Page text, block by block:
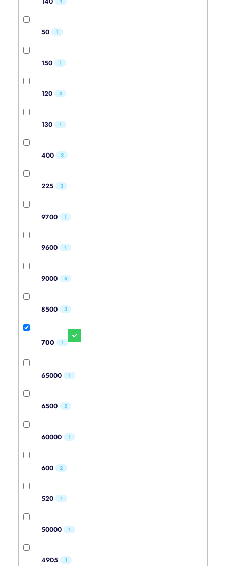
50 1
150 1
120 3
130 1
400 3
225 3
9700 1
9600 1
9000 5
8500 3
700 1
65000 1
6500 5
60000 1
600 2
520 1
50000 1
4905 1